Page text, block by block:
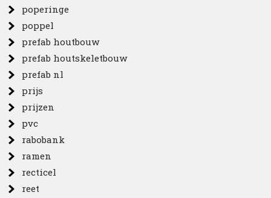
poperinge
poppel
prefab houtbouw
prefab houtskeletbouw
prefab nl
prijs
prijzen
pvc
rabobank
ramen
recticel
reet